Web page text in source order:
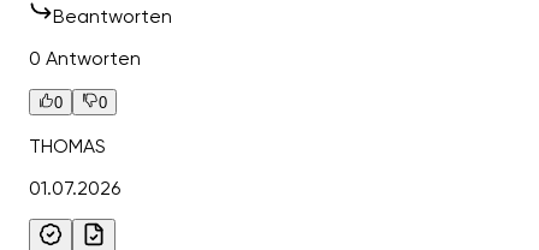
Beantworten
0 Antworten
0 0
THOMAS
01.07.2026